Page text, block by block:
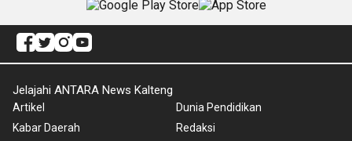
Jelajahi ANTARA News Kalteng
Artikel
Kabar Daerah
Dunia Pendidikan
Redaksi